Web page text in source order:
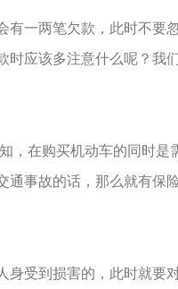
有一两笔欠款，此时不要
应该多注意什么呢？我
，在购买机动车的同时是
事故的话，那么就有保
身受到损害的，此时就要